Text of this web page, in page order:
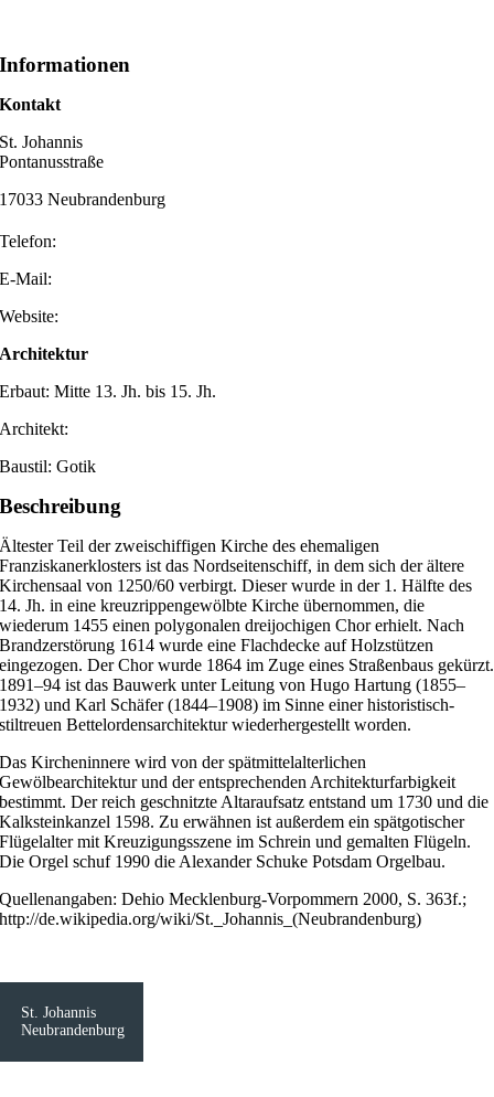
Informationen
Kontakt
St. Johannis
Pontanusstraße
17033 Neubrandenburg
Telefon:
E-Mail:
Website:
Architektur
Erbaut: Mitte 13. Jh. bis 15. Jh.
Architekt:
Baustil: Gotik
Beschreibung
Ältester Teil der zweischiffigen Kirche des ehemaligen
Franziskanerklosters ist das Nordseitenschiff, in dem sich der ältere
Kirchensaal von 1250/60 verbirgt. Dieser wurde in der 1. Hälfte des
14. Jh. in eine kreuzrippengewölbte Kirche übernommen, die
wiederum 1455 einen polygonalen dreijochigen Chor erhielt. Nach
Brandzerstörung 1614 wurde eine Flachdecke auf Holzstützen
eingezogen. Der Chor wurde 1864 im Zuge eines Straßenbaus gekürzt.
1891–94 ist das Bauwerk unter Leitung von Hugo Hartung (1855–
1932) und Karl Schäfer (1844–1908) im Sinne einer historistisch-
stiltreuen Bettelordensarchitektur wiederhergestellt worden.
Das Kircheninnere wird von der spätmittelalterlichen
Gewölbearchitektur und der entsprechenden Architekturfarbigkeit
bestimmt. Der reich geschnitzte Altaraufsatz entstand um 1730 und die
Kalksteinkanzel 1598. Zu erwähnen ist außerdem ein spätgotischer
Flügelalter mit Kreuzigungsszene im Schrein und gemalten Flügeln.
Die Orgel schuf 1990 die Alexander Schuke Potsdam Orgelbau.
Quellenangaben: Dehio Mecklenburg-Vorpommern 2000, S. 363f.;
http://de.wikipedia.org/wiki/St._Johannis_(Neubrandenburg)
St. Johannis
Neubrandenburg